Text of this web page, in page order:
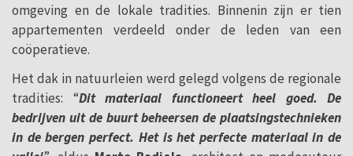
omgeving en de lokale tradities. Binnenin zijn er tien
appartementen verdeeld onder de leden van een
coöperatieve.
Het dak in natuurleien werd gelegd volgens de regionale
tradities: “Dit materiaal functioneert heel goed. De
bedrijven uit de buurt beheersen de plaatsingstechnieken
in de bergen perfect. Het is het perfecte materiaal in de